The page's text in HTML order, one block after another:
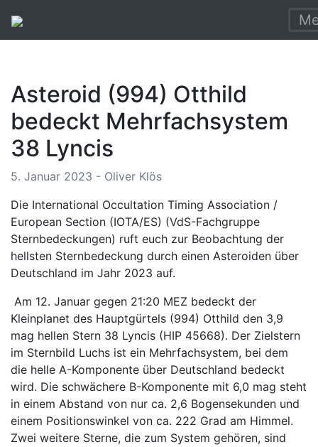
Asteroid (994) Otthild
bedeckt Mehrfachsystem
38 Lyncis
5. Januar 2023 - Oliver Klös
Die International Occultation Timing Association /
European Section (IOTA/ES) (VdS-Fachgruppe
Sternbedeckungen) ruft euch zur Beobachtung der
hellsten Sternbedeckung durch einen Asteroiden über
Deutschland im Jahr 2023 auf.
Am 12. Januar gegen 21:20 MEZ bedeckt der
Kleinplanet des Hauptgürtels (994) Otthild den 3,9
mag hellen Stern 38 Lyncis (HIP 45668). Der Zielstern
im Sternbild Luchs ist ein Mehrfachsystem, bei dem
die helle A-Komponente über Deutschland bedeckt
wird. Die schwächere B-Komponente mit 6,0 mag steht
in einem Abstand von nur ca. 2,6 Bogensekunden und
einem Positionswinkel von ca. 222 Grad am Himmel.
Zwei weitere Sterne, die zum System gehören, sind